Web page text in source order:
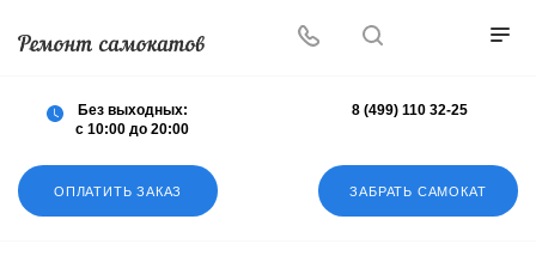
ОПЛАТИТЬ ЗАКАЗ ЗАБРАТЬ САМОКАТ
Без выходных:
с 10:00 до 20:00
8 (499) 110 32-25